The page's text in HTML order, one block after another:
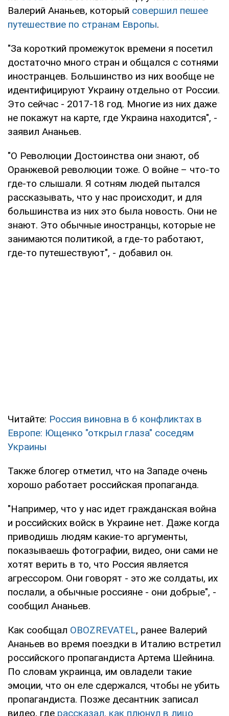
Валерий Ананьев, который совершил пешее
путешествие по странам Европы.
"За короткий промежуток времени я посетил
достаточно много стран и общался с сотнями
иностранцев. Большинство из них вообще не
идентифицируют Украину отдельно от России.
Это сейчас - 2017-18 год. Многие из них даже
не покажут на карте, где Украина находится", -
заявил Ананьев.
"О Революции Достоинства они знают, об
Оранжевой революции тоже. О войне – что-то
где-то слышали. Я сотням людей пытался
рассказывать, что у нас происходит, и для
большинства из них это была новость. Они не
знают. Это обычные иностранцы, которые не
занимаются политикой, а где-то работают,
где-то путешествуют", - добавил он.
Читайте: Россия виновна в 6 конфликтах в
Европе: Ющенко "открыл глаза" соседям
Украины
Также блогер отметил, что на Западе очень
хорошо работает российская пропаганда.
"Например, что у нас идет гражданская война
и российских войск в Украине нет. Даже когда
приводишь людям какие-то аргументы,
показываешь фотографии, видео, они сами не
хотят верить в то, что Россия является
агрессором. Они говорят - это же солдаты, их
послали, а обычные россияне - они добрые", -
сообщил Ананьев.
Как сообщал OBOZREVATEL, ранее Валерий
Ананьев во время поездки в Италию встретил
российского пропагандиста Артема Шейнина.
По словам украинца, им овладели такие
эмоции, что он еле сдержался, чтобы не убить
пропагандиста. Позже десантник записал
видео, где рассказал, как плюнул в лицо